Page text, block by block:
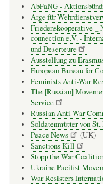
AbFaNG -
Arge für
Friedenskooperative _
connection e.V. -
und Deser­teure
Ausstellung zu
European Bureau for
Feminists Anti-War
The [Russian]
Service
Russian Anti War
Soldatenmütter von St.
Peace News
(UK)
Sanctions Kill
Stopp the War
Ukraine Pacifist
War Resisters